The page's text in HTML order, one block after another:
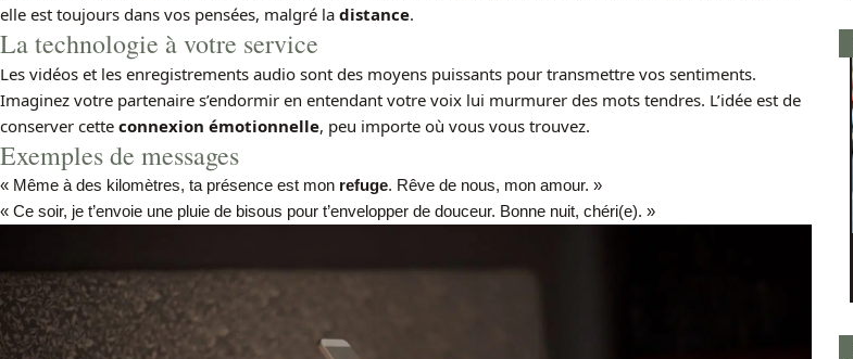
elle est toujours dans vos pensées, malgré la distance.
La technologie à votre service
Les vidéos et les enregistrements audio sont des moyens puissants pour transmettre vos sentiments.
Imaginez votre partenaire s’endormir en entendant votre voix lui murmurer des mots tendres. L’idée est de
conserver cette connexion émotionnelle, peu importe où vous vous trouvez.
Exemples de messages
« Même à des kilomètres, ta présence est mon refuge. Rêve de nous, mon amour. »
« Ce soir, je t’envoie une pluie de bisous pour t’envelopper de douceur. Bonne nuit, chéri(e). »